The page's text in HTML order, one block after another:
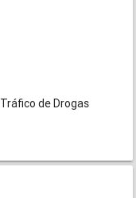
de Drogas